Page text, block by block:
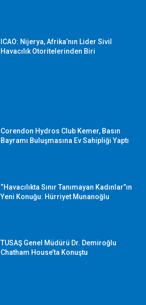
ICAO: Nijerya, Afrika’nın Lider Sivil
Havacılık Otoritelerinden Biri
Corendon Hydros Club Kemer, Basın
Bayramı Buluşmasına Ev Sahipliği Yaptı
“Havacılıkta Sınır Tanımayan Kadınlar”ın
Yeni Konuğu: Hürriyet Munanoğlu
TUSAŞ Genel Müdürü Dr. Demiroğlu
Chatham House’ta Konuştu